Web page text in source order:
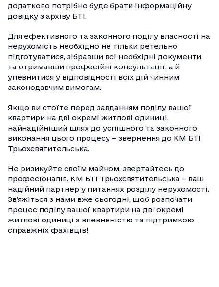
додатково потрібно буде брати інформаційну
довідку з архіву БТІ.
Для ефективного та законного поділу власності на
нерухомість необхідно не тільки ретельно
підготуватися, зібравши всі необхідні документи
та отримавши професійні консультації, а й
упевнитися у відповідності всіх дій чинним
законодавчим вимогам.
Якщо ви стоїте перед завданням поділу вашої
квартири на дві окремі житлові одиниці,
найнадійніший шлях до успішного та законного
виконання цього процесу – звернення до КМ БТІ
Трьохсвятительська.
Не ризикуйте своїм майном, звертайтесь до
професіоналів. КМ БТІ Трьохсвятительська – ваш
надійний партнер у питаннях розділу нерухомості.
Зв’яжіться з нами вже сьогодні, щоб розпочати
процес поділу вашої квартири на дві окремі
житлові одиниці з впевненістю та підтримкою
справжніх фахівців!